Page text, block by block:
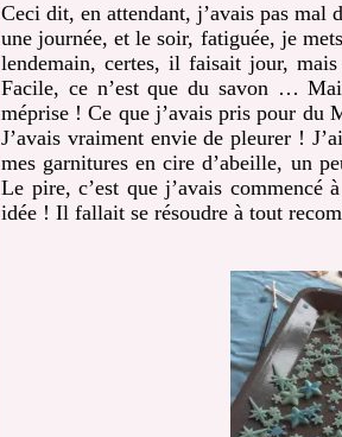
Ceci dit, en attendant, j’avais pas mal
une journée, et le soir, fatiguée, je
lendemain, certes, il faisait jour,
Facile, ce n’est que du savon …
méprise ! Ce que j’avais pris pour du
J’avais vraiment envie de pleurer !
mes garnitures en cire d’abeille, un
Le pire, c’est que j’avais
idée ! Il fallait se résoudre à tout